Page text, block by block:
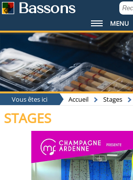
Bassons
MENU
Vous êtes ici Accueil Stages
STAGES